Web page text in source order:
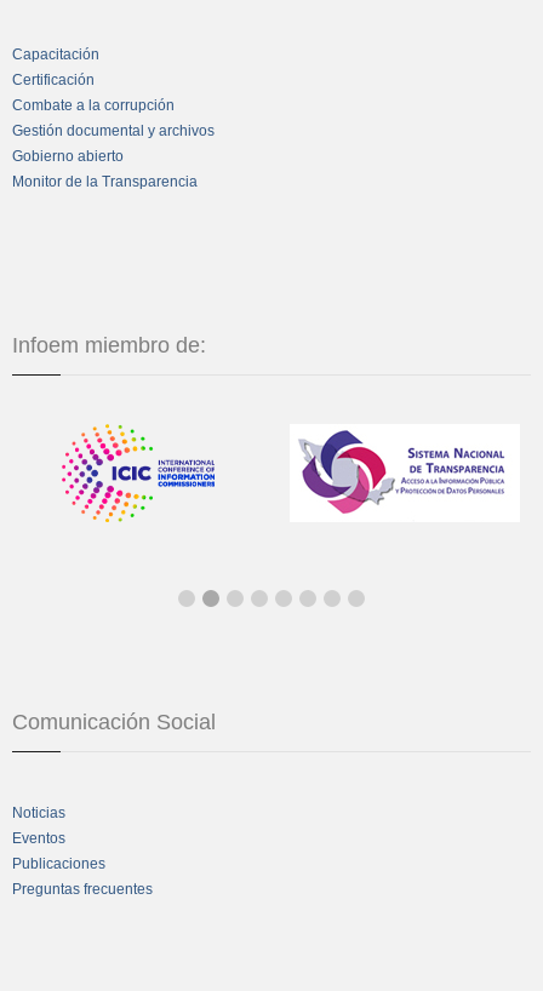
Capacitación
Certificación
Combate a la corrupción
Gestión documental y archivos
Gobierno abierto
Monitor de la Transparencia
Infoem miembro de:
Comunicación Social
Noticias
Eventos
Publicaciones
Preguntas frecuentes